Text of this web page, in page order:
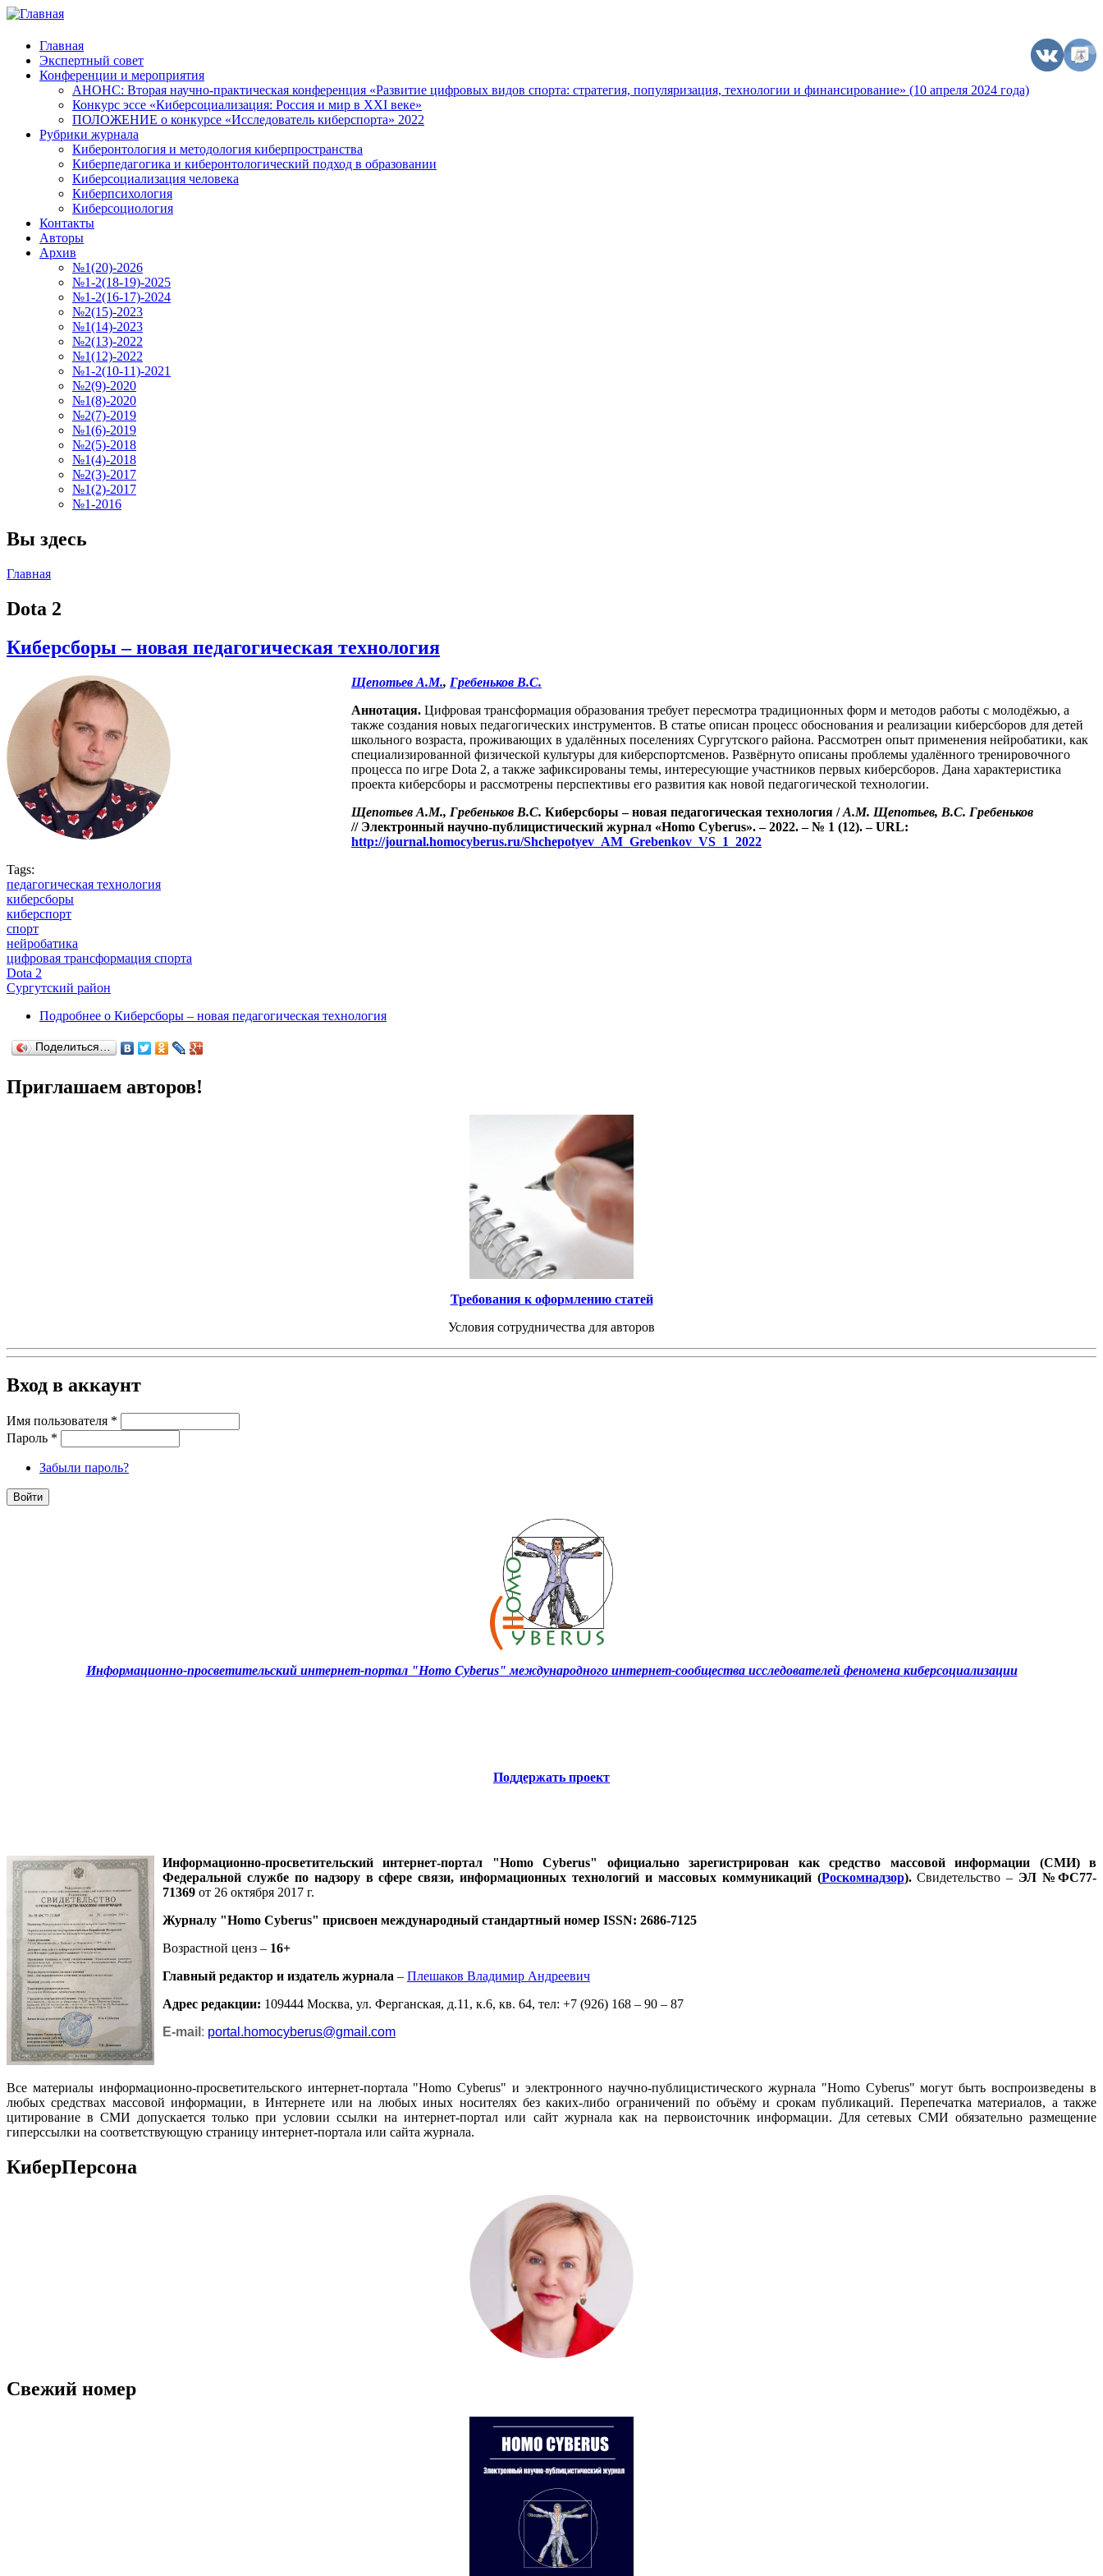
Главная
Экспертный совет
Конференции и мероприятия
АНОНС: Вторая научно-практическая конференция «Развитие цифровых видов спорта: стратегия, популяризация, технологии и финансирование» (10 апреля 2024 года)
Конкурс эссе «Киберсоциализация: Россия и мир в XXI веке»
ПОЛОЖЕНИЕ о конкурсе «Исследователь киберспорта» 2022
Рубрики журнала
Киберонтология и методология киберпространства
Киберпедагогика и киберонтологический подход в образовании
Киберсоциализация человека
Киберпсихология
Киберсоциология
Контакты
Авторы
Архив
№1(20)-2026
№1-2(18-19)-2025
№1-2(16-17)-2024
№2(15)-2023
№1(14)-2023
№2(13)-2022
№1(12)-2022
№1-2(10-11)-2021
№2(9)-2020
№1(8)-2020
№2(7)-2019
№1(6)-2019
№2(5)-2018
№1(4)-2018
№2(3)-2017
№1(2)-2017
№1-2016
Вы здесь
Главная
Dota 2
Киберсборы – новая педагогическая технология
Щепотьев А.М., Гребеньков В.С.
Аннотация. Цифровая трансформация образования требует пересмотра традиционных форм и методов работы с молодёжью, а
также создания новых педагогических инструментов. В статье описан процесс обоснования и реализации киберсборов для детей
школьного возраста, проживающих в удалённых поселениях Сургутского района. Рассмотрен опыт применения нейробатики, как
специализированной физической культуры для киберспортсменов. Развёрнуто описаны проблемы удалённого тренировочного
процесса по игре Dota 2, а также зафиксированы темы, интересующие участников первых киберсборов. Дана характеристика
проекта киберсборы и рассмотрены перспективы его развития как новой педагогической технологии.
Щепотьев А.М., Гребеньков В.С. Киберсборы – новая педагогическая технология /А.М. Щепотьев, В.С. Гребеньков
// Электронный научно-публицистический журнал «Homo Cyberus». – 2022. – № 1 (12). – URL:
http://journal.homocyberus.ru/Shchepotyev_AM_Grebenkov_VS_1_2022
Tags:
педагогическая технология
киберсборы
киберспорт
спорт
нейробатика
цифровая трансформация спорта
Dota 2
Сургутский район
Подробнее о Киберсборы – новая педагогическая технология
Поделиться…
Приглашаем авторов!
Требования к оформлению статей
Условия сотрудничества для авторов
Вход в аккаунт
Имя пользователя *
Пароль *
Забыли пароль?
Информационно-просветительский интернет-портал "Homo Cyberus" международного интернет-сообщества исследователей феномена киберсоциализации
Поддержать проект
Информационно-просветительский интернет-портал "Homo Cyberus" официально зарегистрирован как средство массовой информации (СМИ) в
Федеральной службе по надзору в сфере связи, информационных технологий и массовых коммуникаций (Роскомнадзор).Свидетельство – ЭЛ №ФС77-
71369 от 26 октября 2017 г.
Журналу "Homo Cyberus" присвоен международный стандартный номер ISSN: 2686-7125
Возрастной ценз – 16+
Главный редактор и издатель журнала – Плешаков Владимир Андреевич
Адрес редакции: 109444 Москва, ул. Ферганская, д.11, к.6, кв. 64, тел: +7 (926) 168 – 90 – 87
E-mail : portal.homocyberus@gmail.com
Все материалы информационно-просветительского интернет-портала "Homo Cyberus" и электронного научно-публицистического журнала "Homo Cyberus" могут быть воспроизведены в
любых средствах массовой информации, в Интернете или на любых иных носителях без каких-либо ограничений по объёму и срокам публикаций. Перепечатка материалов, а также
цитирование в СМИ допускается только при условии ссылки на интернет-портал или сайт журнала как на первоисточник информации. Для сетевых СМИ обязательно размещение
гиперссылки на соответствующую страницу интернет-портала или сайта журнала.
КиберПерсона
Свежий номер